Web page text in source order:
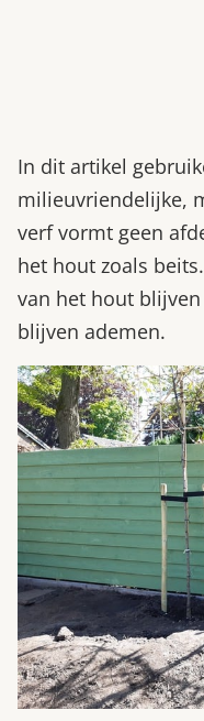
In dit artikel
milieuvriendelijke,
verf vormt geen
het hout zoals
van het hout
blijven ademen.